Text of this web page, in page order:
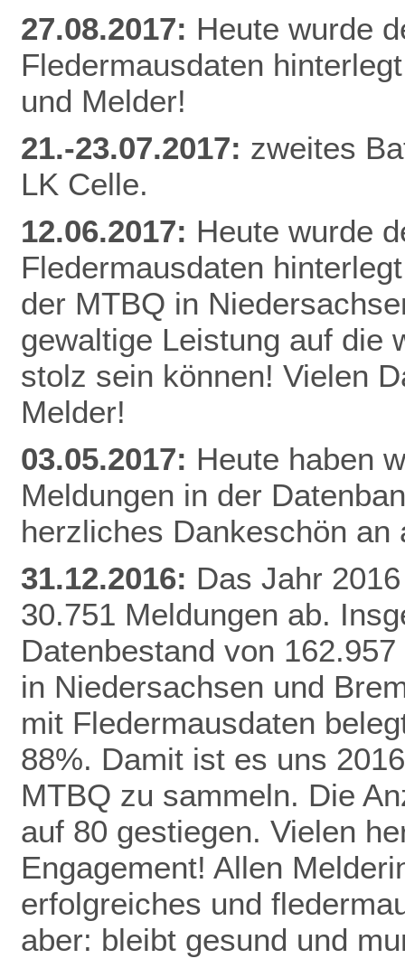
27.08.2017: Heute wurde
Fledermausdaten
und Melder!
21.-23.07.2017: zweites
LK Celle.
12.06.2017: Heute wurde
Fledermausdaten
der MTBQ in
gewaltige Leistung auf die
stolz sein können! Vielen
Melder!
03.05.2017: Heute haben
Meldungen in der
herzliches Dankeschön
31.12.2016: Das Jahr
30.751 Meldungen ab.
Datenbestand von
in Niedersachsen und
mit Fledermausdaten
88%. Damit ist es uns
MTBQ zu sammeln. Die
auf 80 gestiegen. Vielen
Engagement! Allen
erfolgreiches und
aber: bleibt gesund und